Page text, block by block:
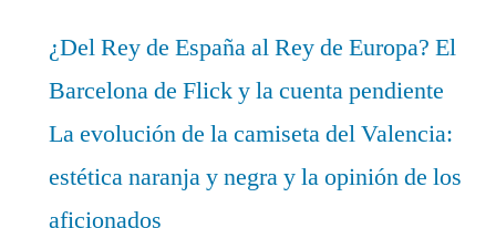
¿Del Rey de España al Rey de Europa? El
Barcelona de Flick y la cuenta pendiente
La evolución de la camiseta del Valencia:
estética naranja y negra y la opinión de los
aficionados